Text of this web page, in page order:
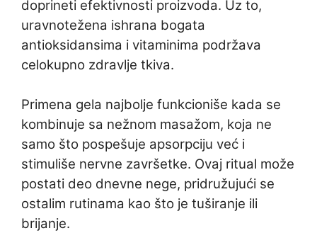
doprineti efektivnosti proizvoda. Uz to,
uravnotežena ishrana bogata
antioksidansima i vitaminima podržava
celokupno zdravlje tkiva.
Primena gela najbolje funkcioniše kada se
kombinuje sa nežnom masažom, koja ne
samo što pospešuje apsorpciju već i
stimuliše nervne završetke. Ovaj ritual može
postati deo dnevne nege, pridružujući se
ostalim rutinama kao što je tuširanje ili
brijanje.